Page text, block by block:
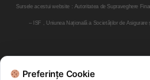
Sursele acestui website : Autoritatea de Supraveghere
– ISF , Uniunea Națională a Societăților de
Parteneri:
Preferințe Cookie